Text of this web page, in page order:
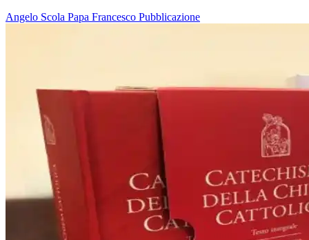
Angelo Scola Papa Francesco Pubblicazione